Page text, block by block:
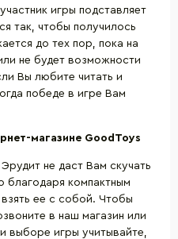
игры подставляет
так, чтобы получилось
до тех пор, пока на
не будет возможности
Вы любите читать и
победе в игре Вам
магазине GoodToys
не даст Вам скучать
благодаря компактным
ее с собой. Чтобы
в наш магазин или
выборе игры учитывайте,